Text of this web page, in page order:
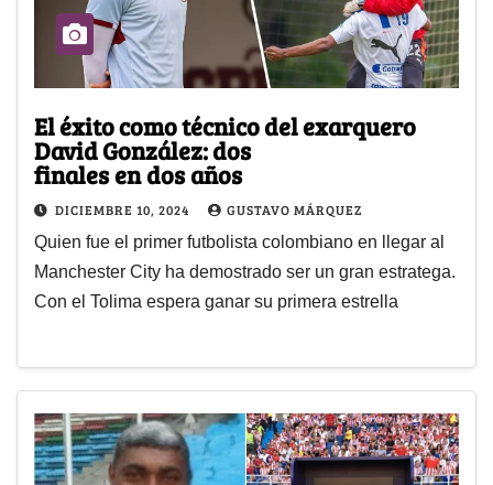
El éxito como técnico del exarquero
David González: dos
finales en dos años
DICIEMBRE 10, 2024 GUSTAVO MÁRQUEZ
Quien fue el primer futbolista colombiano en llegar al
Manchester City ha demostrado ser un gran estratega.
Con el Tolima espera ganar su primera estrella